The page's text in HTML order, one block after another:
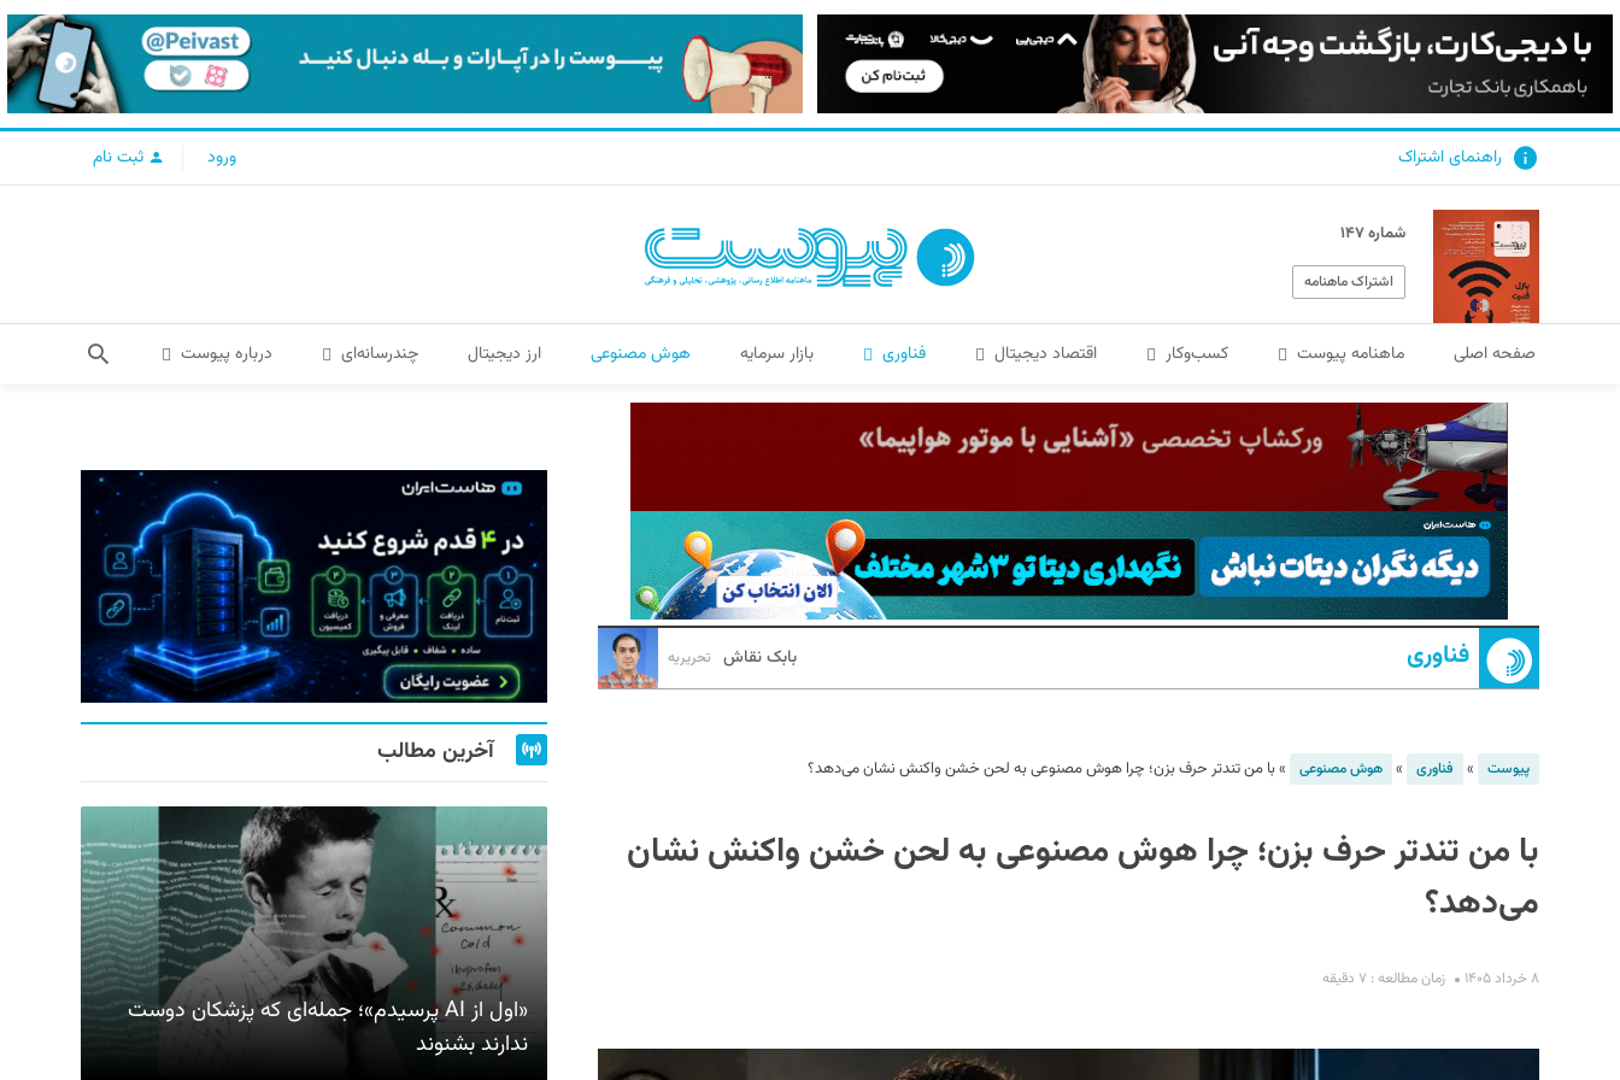
راهنمای اشتراک ورود ثبت نام
شماره ۱۴۷
اشتراک ماهنامه
صفحه اصلی ماهنامه پیوست کسب‌و‌کار اقتصاد دیجیتال فناوری بازار سرمایه هوش مصنوعی ارز دیجیتال چندرسانه‌ای درباره پیوست
فناوری بابک نقاش تحریریه
پیوست » فناوری » هوش مصنوعی »با من تندتر حرف بزن؛ چرا هوش مصنوعی به لحن خشن واکنش نشان می‌دهد؟
با من تندتر حرف بزن؛ چرا هوش مصنوعی به لحن خشن واکنش نشان
می‌دهد؟
۸ خرداد ۱۴۰۵ زمان مطالعه : ۷ دقیقه
آخرین مطالب
«اول از AI پرسیدم»؛ جمله‌ای که پزشکان دوست
ندارند بشنوند